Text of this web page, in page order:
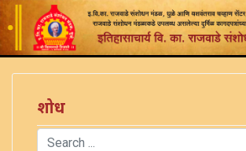
शोध
Search